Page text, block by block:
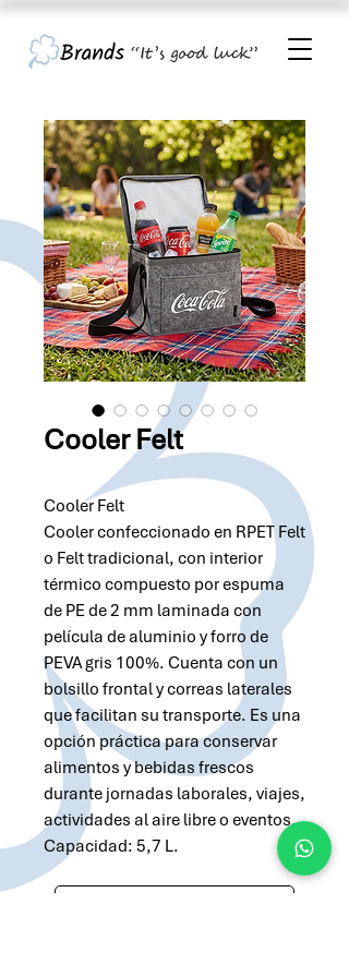
Cooler Felt
Cooler Felt
Cooler confeccionado en RPET Felt
o Felt tradicional, con interior
térmico compuesto por espuma
de PE de 2 mm laminada con
película de aluminio y forro de
PEVA gris 100%. Cuenta con un
bolsillo frontal y correas laterales
que facilitan su transporte. Es una
opción práctica para conservar
alimentos y bebidas frescos
durante jornadas laborales, viajes,
actividades al aire libre o eventos.
Capacidad: 5,7 L.